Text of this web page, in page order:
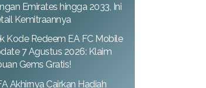
Emirates hingga 2033, Ini
Kemitraannya
Kode Redeem EA FC Mobile
7 Agustus 2026: Klaim
Gems Gratis!
Akhirnya Cairkan Hadiah